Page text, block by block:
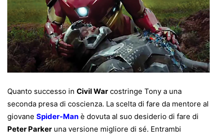
Quanto successo in Civil War costringe Tony a una
seconda presa di coscienza. La scelta di fare da mentore al
giovane Spider-Man è dovuta al suo desiderio di fare di
Peter Parker una versione migliore di sé. Entrambi